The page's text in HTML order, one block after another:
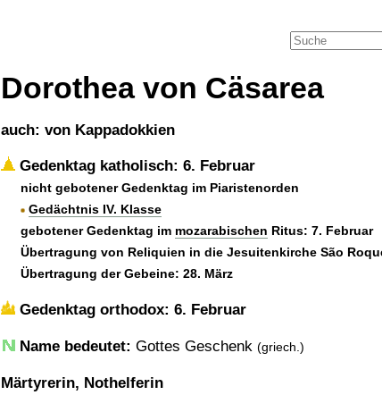
Dorothea von Cäsarea
auch: von Kappadokkien
Gedenktag katholisch: 6. Februar
nicht gebotener Gedenktag im Piaristenorden
Gedächtnis IV. Klasse
gebotener Gedenktag im mozarabischen Ritus: 7. Februar
Übertragung von Reliquien in die Jesuitenkirche São
Übertragung der Gebeine: 28. März
Gedenktag orthodox: 6. Februar
Name bedeutet: Gottes Geschenk (griech.)
Märtyrerin, Nothelferin